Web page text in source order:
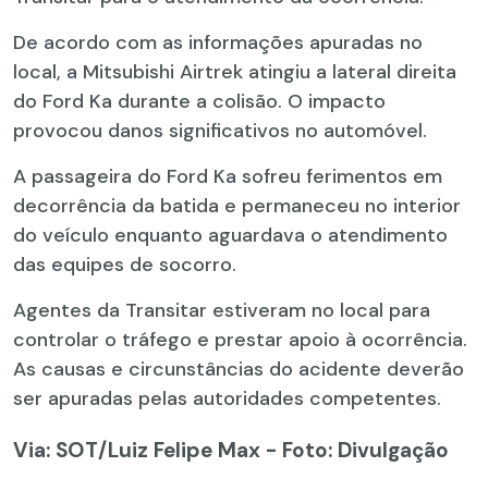
De acordo com as informações apuradas no
local, a Mitsubishi Airtrek atingiu a lateral direita
do Ford Ka durante a colisão. O impacto
provocou danos significativos no automóvel.
A passageira do Ford Ka sofreu ferimentos em
decorrência da batida e permaneceu no interior
do veículo enquanto aguardava o atendimento
das equipes de socorro.
Agentes da Transitar estiveram no local para
controlar o tráfego e prestar apoio à ocorrência.
As causas e circunstâncias do acidente deverão
ser apuradas pelas autoridades competentes.
Via: SOT/Luiz Felipe Max - Foto: Divulgação